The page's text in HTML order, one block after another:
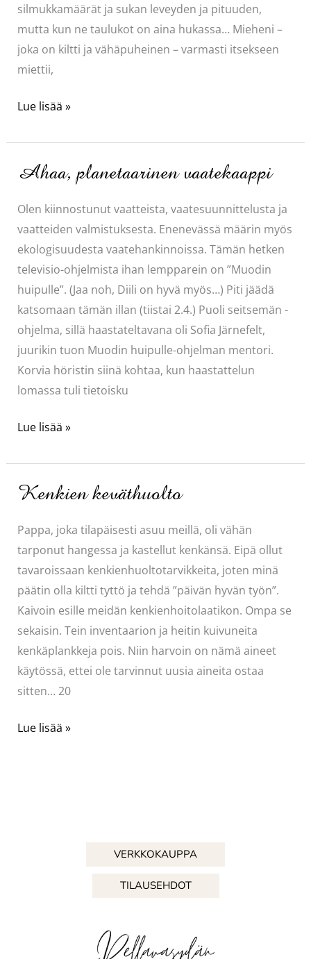
silmukkamäärät ja sukan leveyden ja pituuden,
mutta kun ne taulukot on aina hukassa… Mieheni –
joka on kiltti ja vähäpuheinen – varmasti itsekseen
miettii,
Kätevä
Lue lisää »
Ahaa, planetaarinen vaatekaappi
Olen kiinnostunut vaatteista, vaatesuunnittelusta ja
vaatteiden valmistuksesta. Enenevässä määrin myös
ekologisuudesta vaatehankinnoissa. Tämän hetken
televisio-ohjelmista ihan lempparein on ”Muodin
huipulle”. (Jaa noh, Diili on hyvä myös…) Piti jäädä
katsomaan tämän illan (tiistai 2.4.) Puoli seitsemän -
ohjelma, sillä haastateltavana oli Sofia Järnefelt,
juurikin tuon Muodin huipulle-ohjelman mentori.
Korvia höristin siinä kohtaa, kun haastattelun
lomassa tuli tietoisku
Ahaa,
vaatekaappi
Lue lisää »
Kenkien keväthuolto
Pappa, joka tilapäisesti asuu meillä, oli vähän
tarponut hangessa ja kastellut kenkänsä. Eipä ollut
tavaroissaan kenkienhuoltotarvikkeita, joten minä
päätin olla kiltti tyttö ja tehdä ”päivän hyvän työn”.
Kaivoin esille meidän kenkienhoitolaatikon. Ompa se
sekaisin. Tein inventaarion ja heitin kuivuneita
kenkäplankkeja pois. Niin harvoin on nämä aineet
käytössä, ettei ole tarvinnut uusia aineita ostaa
sitten… 20
Kenkien
Lue lisää »
VERKKOKAUPPA
TILAUSEHDOT